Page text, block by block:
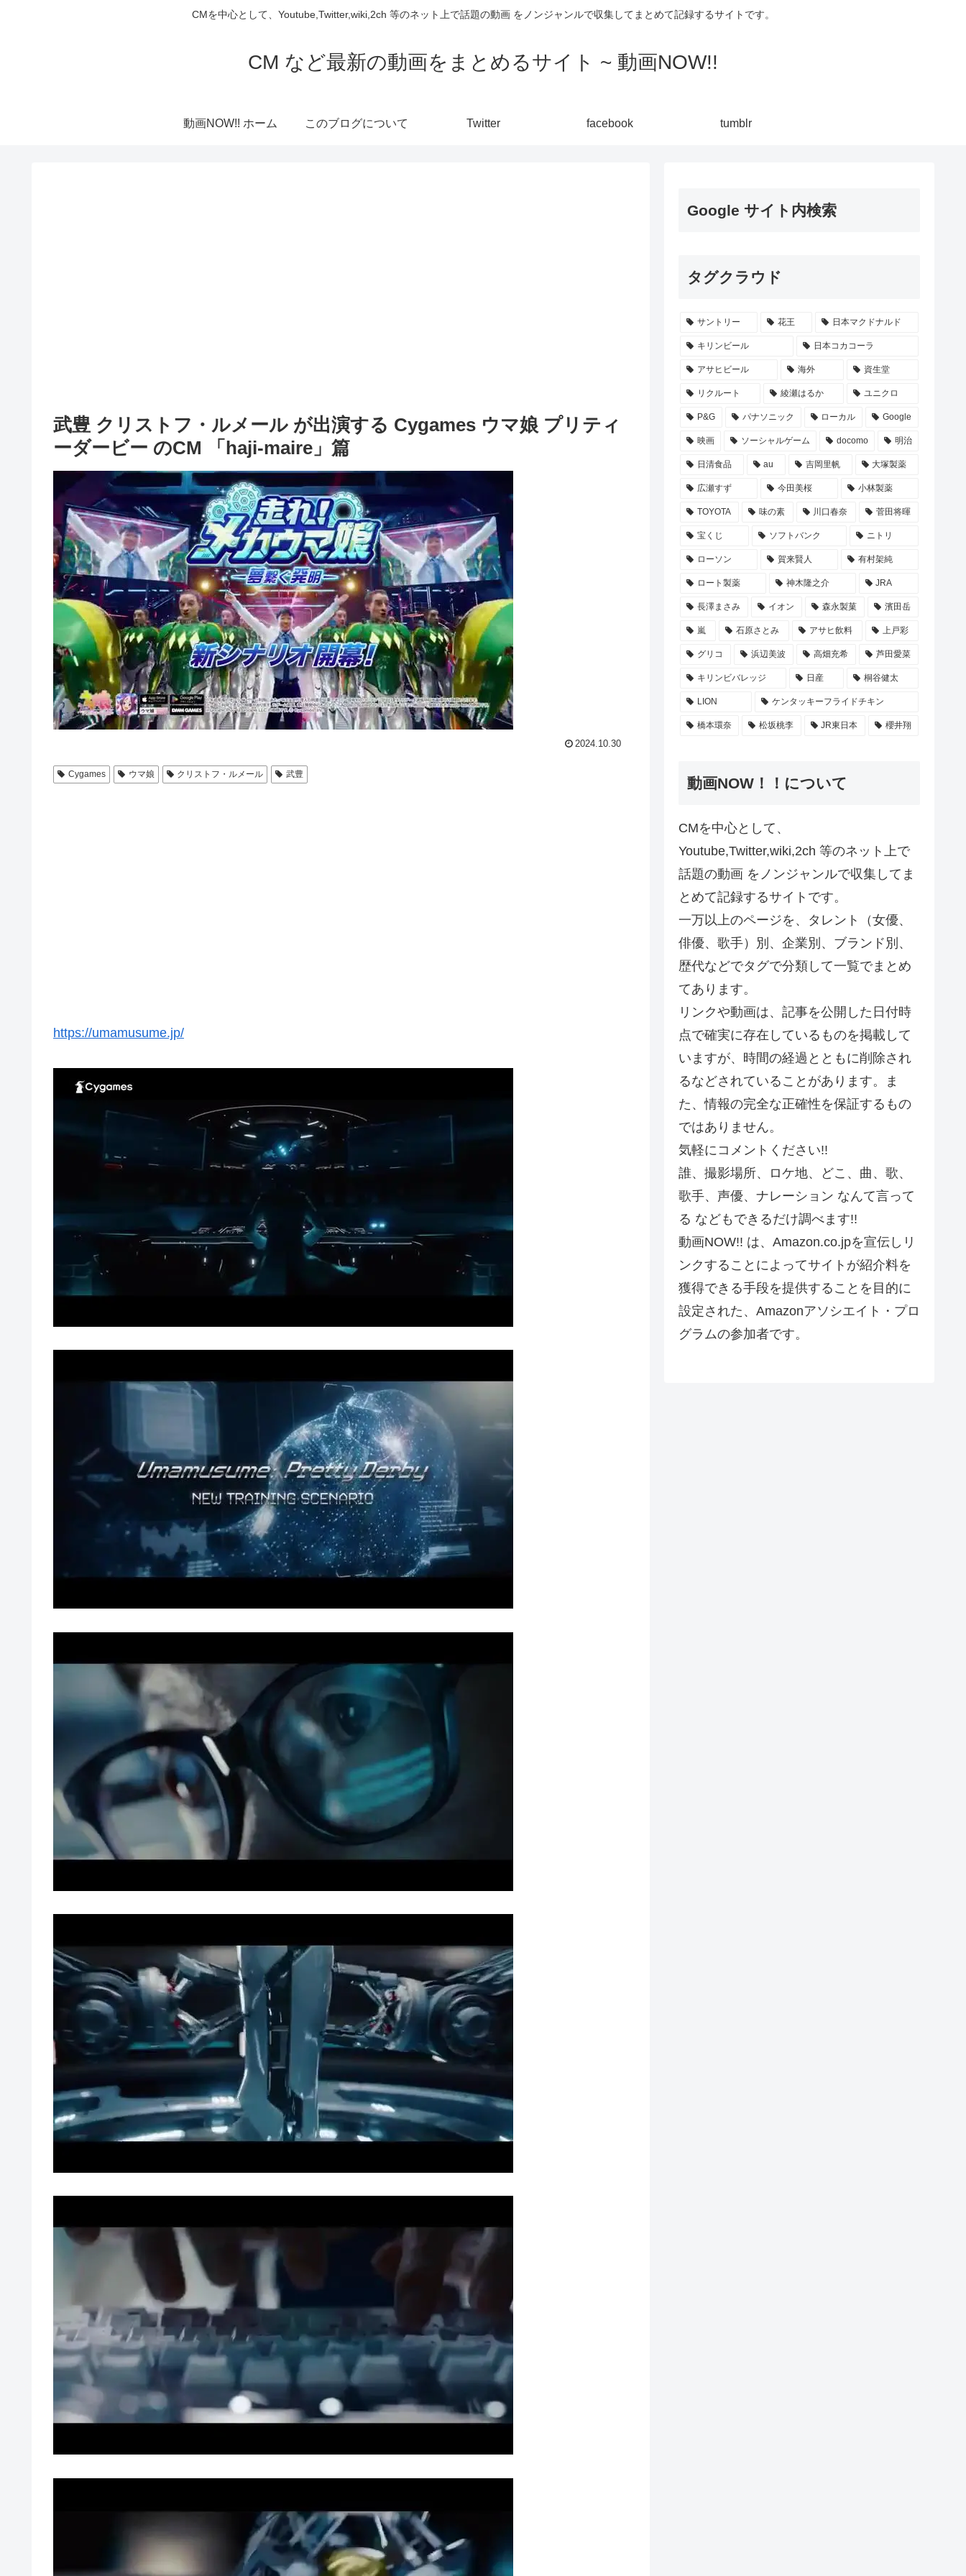
CMを中心として、Youtube,Twitter,wiki,2ch 等のネット上で話題の動画 をノンジャンルで収集してまとめて記録するサイトです。
CM など最新の動画をまとめるサイト ~ 動画NOW!!
動画NOW!! ホーム このブログについて Twitter facebook tumblr
武豊 クリストフ・ルメール が出演する Cygames ウマ娘 プリティ
ーダービー のCM 「haji-maire」篇
2024.10.30
Cygames ウマ娘 クリストフ・ルメール 武豊
https://umamusume.jp/
Google サイト内検索
タグクラウド
サントリー 花王 日本マクドナルド
キリンビール 日本コカコーラ
アサヒビール 海外 資生堂
リクルート 綾瀬はるか ユニクロ
P&G パナソニック ローカル Google
映画 ソーシャルゲーム docomo 明治
日清食品 au 吉岡里帆 大塚製薬
広瀬すず 今田美桜 小林製薬
TOYOTA 味の素 川口春奈 菅田将暉
宝くじ ソフトバンク ニトリ
ローソン 賀来賢人 有村架純
ロート製薬 神木隆之介 JRA
長澤まさみ イオン 森永製菓 濱田岳
嵐 石原さとみ アサヒ飲料 上戸彩
グリコ 浜辺美波 高畑充希 芦田愛菜
キリンビバレッジ 日産 桐谷健太
LION ケンタッキーフライドチキン
橋本環奈 松坂桃李 JR東日本 櫻井翔
動画NOW！！について
CMを中心として、
Youtube,Twitter,wiki,2ch 等のネット上で
話題の動画 をノンジャンルで収集してま
とめて記録するサイトです。
一万以上のページを、タレント（女優、
俳優、歌手）別、企業別、ブランド別、
歴代などでタグで分類して一覧でまとめ
てあります。
リンクや動画は、記事を公開した日付時
点で確実に存在しているものを掲載して
いますが、時間の経過とともに削除され
るなどされていることがあります。ま
た、情報の完全な正確性を保証するもの
ではありません。
気軽にコメントください!!
誰、撮影場所、ロケ地、どこ、曲、歌、
歌手、声優、ナレーション なんて言って
る などもできるだけ調べます!!
動画NOW!! は、Amazon.co.jpを宣伝しリ
ンクすることによってサイトが紹介料を
獲得できる手段を提供することを目的に
設定された、Amazonアソシエイト・プロ
グラムの参加者です。